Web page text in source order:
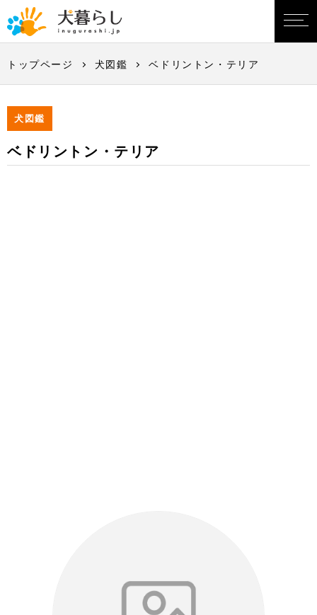
トップページ 犬図鑑 ベドリントン・テリア
犬図鑑
ベドリントン・テリア